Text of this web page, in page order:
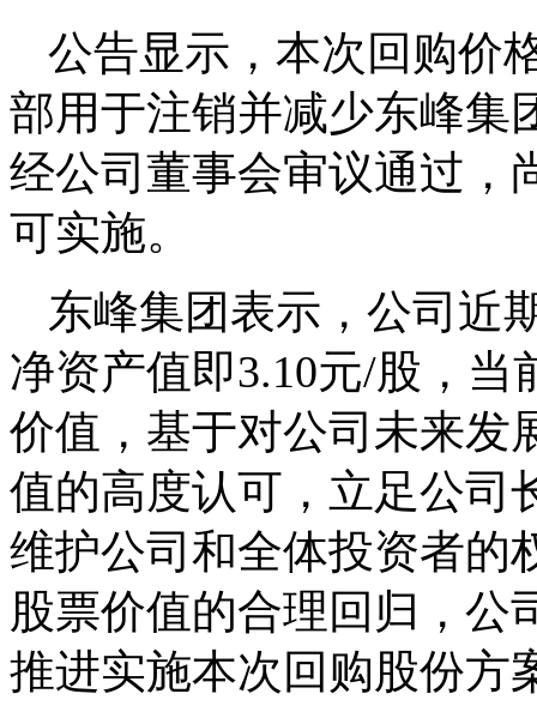
公告显示，本次回购价
部用于注销并减少东峰集
经公司董事会审议通过，
可实施。
东峰集团表示，公司近
净资产值即3.10元/股，
价值，基于对公司未来发
值的高度认可，立足公司
维护公司和全体投资者的
股票价值的合理回归，公
推进实施本次回购股份方